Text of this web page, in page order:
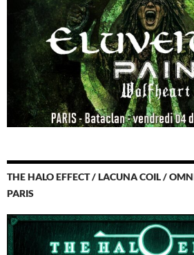
THE HALO EFFECT / LACUNA COIL /
PARIS